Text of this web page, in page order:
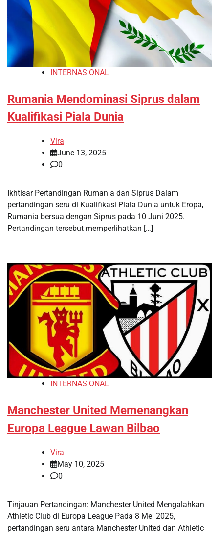
INTERNASIONAL
Rumania Mendominasi Siprus dalam
Kualifikasi Piala Dunia
Vira
June 13, 2025
0
Ikhtisar Pertandingan Rumania dan Siprus Dalam
pertandingan seru di Kualifikasi Piala Dunia untuk Eropa,
Rumania bersua dengan Siprus pada 10 Juni 2025.
Pertandingan tersebut memperlihatkan […]
INTERNASIONAL
Manchester United Memenangkan
Europa League Lawan Bilbao
Vira
May 10, 2025
0
Tinjauan Pertandingan: Manchester United Mengalahkan
Athletic Club di Europa League Pada 8 Mei 2025,
pertandingan seru antara Manchester United dan Athletic